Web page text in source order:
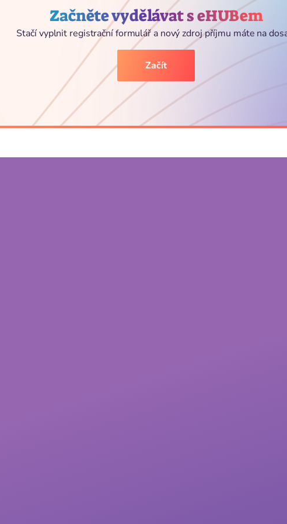
Začněte vydělávat s eHUBem
Stačí vyplnit registrační formulář a nový zdroj příjmu máte na
Začít